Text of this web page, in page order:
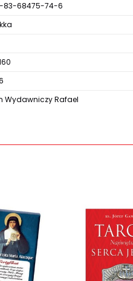
83-68475-74-6
Wydawniczy Rafael